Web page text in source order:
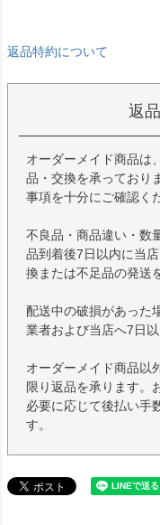
返品特約について
返
オーダーメイド商品は
品・交換を承っており
事項を十分にご確認く
不良品・商品違い・数
品到着後7日以内に当
換または不足品の発送
配送中の破損があった
業者および当店へ7日
オーダーメイド商品以
限り返品を承ります。
必要に応じて後払い手
す。